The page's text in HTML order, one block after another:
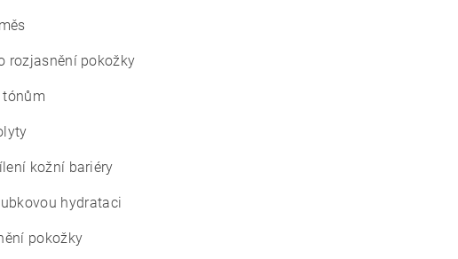
rozjasnění pokožky
kožní bariéry
hydrataci
pokožky